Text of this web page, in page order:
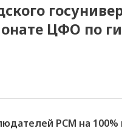
ЦФО по
РСМ на 100%